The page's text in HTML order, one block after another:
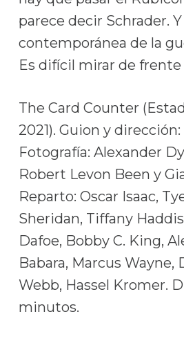
parece decir Schrader.
contemporánea de la
Es difícil mirar de frente
The Card Counter
2021). Guion y
Fotografía: Alexander
Robert Levon Been y
Reparto: Oscar Isaac,
Sheridan, Tiffany
Dafoe, Bobby C. King,
Babara, Marcus Wayne,
Webb, Hassel Kromer.
minutos.